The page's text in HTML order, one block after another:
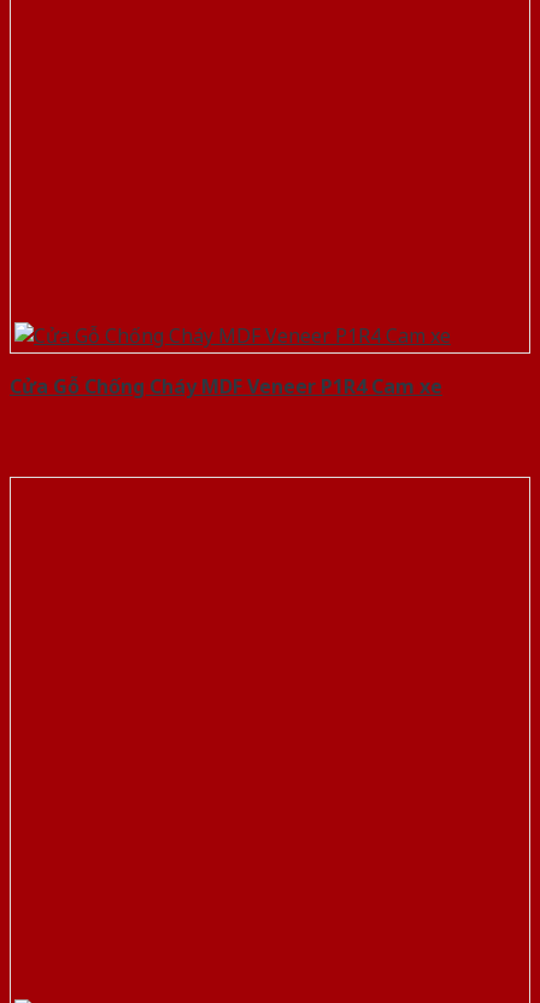
Cửa Gỗ Chống Cháy MDF Veneer P1R4 Cam xe